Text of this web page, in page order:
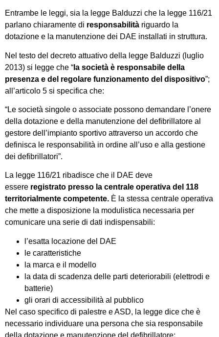
Entrambe le leggi, sia la legge Balduzzi che la legge 116/21
parlano chiaramente di responsabilità riguardo la
dotazione e la manutenzione dei DAE installati in struttura.
Nel testo del decreto attuativo della legge Balduzzi (luglio
2013) si legge che “ la società è responsabile della
presenza e del regolare funzionamento del dispositivo”;
all’articolo 5 si specifica che:
“Le società singole o associate possono demandare l’onere
della dotazione e della manutenzione del defibrillatore al
gestore dell’impianto sportivo attraverso un accordo che
definisca le responsabilità in ordine all’uso e alla gestione
dei defibrillatori”.
La legge 116/21 ribadisce che il DAE deve
essere registrato presso la centrale operativa del 118
territorialmente competente. È la stessa centrale operativa
che mette a disposizione la modulistica necessaria per
comunicare una serie di dati indispensabili:
l’esatta locazione del DAE
le caratteristiche
la marca e il modello
la data di scadenza delle parti deteriorabili (elettrodi e
batterie)
gli orari di accessibilità al pubblico
Nel caso specifico di palestre e ASD, la legge dice che è
necessario individuare una persona che sia responsabile
della dotazione e manutenzione del defibrillatore: